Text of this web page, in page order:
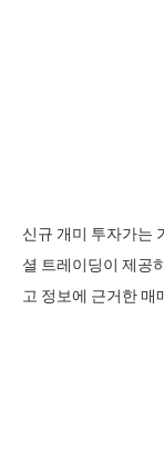
신규 개미 투자가는
셜 트레이딩이 제공
고 정보에 근거한 매